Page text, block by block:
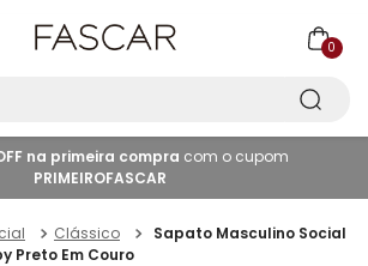
0
na primeira compra com o cupom
PRIMEIROFASCAR
Clássico
Sapato Masculino Social
Preto Em Couro